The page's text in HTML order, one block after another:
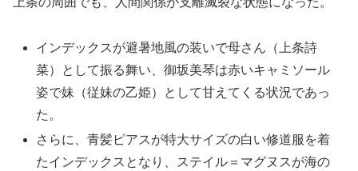
インデックスが避暑地風の装いで母さん（上条詩
菜）として振る舞い、御坂美琴は赤いキャミソール
姿で妹（従妹の乙姫）として甘えてくる状況であっ
た。
さらに、青髪ピアスが特大サイズの白い修道服を着
たインデックスとなり、ステイル＝マグヌスが海の